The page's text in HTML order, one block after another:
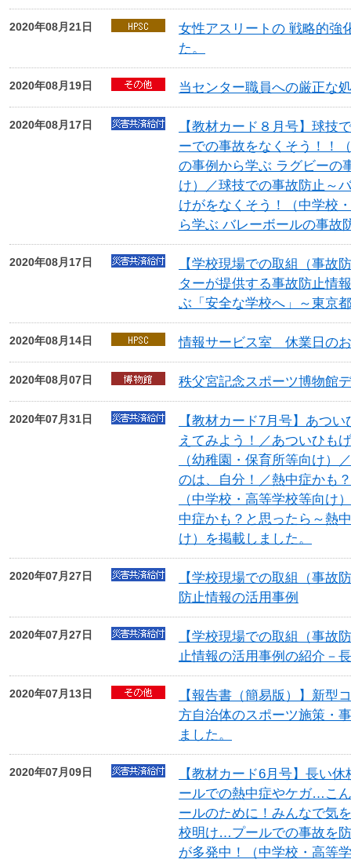
2020年08月21日
女性アスリートの 戦略的強
た。
2020年08月19日 当センター職員への厳正な
2020年08月17日
【教材カード８月号】球技
ーでの事故をなくそう！！
の事例から学ぶ ラグビーの
け）／球技での事故防止～
けがをなくそう！（中学校
ら学ぶ バレーボールの事故
2020年08月17日
【学校現場での取組（事故
ターが提供する事故防止情
ぶ「安全な学校へ」～東京
2020年08月14日 情報サービス室 休業日の
2020年08月07日 秩父宮記念スポーツ博物館
2020年07月31日
【教材カード7月号】あつ
えてみよう！／あついひも
（幼稚園・保育所等向け）
のは、自分！／熱中症かも
（中学校・高等学校等向け
中症かも？と思ったら～熱
け）を掲載しました。
2020年07月27日
【学校現場での取組（事故
防止情報の活用事例
2020年07月27日
【学校現場での取組（事故
止情報の活用事例の紹介－
2020年07月13日
【報告書（簡易版）】新型
方自治体のスポーツ施策・
ました。
2020年07月09日
【教材カード6月号】長い
ールでの熱中症やケガ…こ
ールのために！みんなで気
校明け…プールでの事故を
が多発中！（中学校・高等